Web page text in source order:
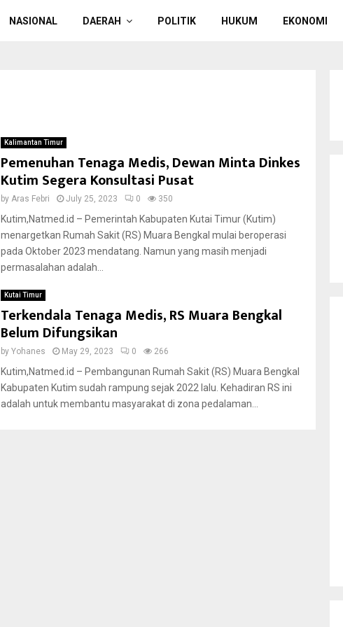
NASIONAL DAERAH POLITIK HUKUM EKONOMI
Kalimantan Timur
Pemenuhan Tenaga Medis, Dewan Minta Dinkes
Kutim Segera Konsultasi Pusat
by Aras Febri July 25, 2023 0 350
Kutim,Natmed.id – Pemerintah Kabupaten Kutai Timur (Kutim)
menargetkan Rumah Sakit (RS) Muara Bengkal mulai beroperasi
pada Oktober 2023 mendatang. Namun yang masih menjadi
permasalahan adalah...
Kutai Timur
Terkendala Tenaga Medis, RS Muara Bengkal
Belum Difungsikan
by Yohanes May 29, 2023 0 266
Kutim,Natmed.id – Pembangunan Rumah Sakit (RS) Muara Bengkal
Kabupaten Kutim sudah rampung sejak 2022 lalu. Kehadiran RS ini
adalah untuk membantu masyarakat di zona pedalaman...